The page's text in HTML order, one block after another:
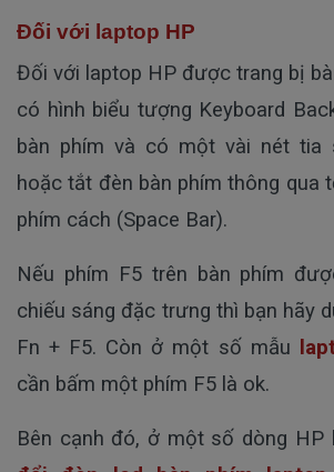
Đối với laptop HP
Đối với laptop HP được trang bị
có hình biểu tượng Keyboard
bàn phím và có một vài nét tia
hoặc tắt đèn bàn phím thông qua
phím cách (Space Bar).
Nếu phím F5 trên bàn phím
chiếu sáng đặc trưng thì bạn hãy
Fn + F5. Còn ở một số mẫu
cần bấm một phím F5 là ok.
Bên cạnh đó, ở một số dòng HP